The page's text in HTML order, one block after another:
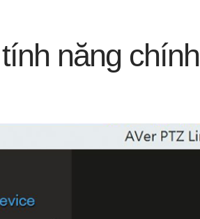
năng chính